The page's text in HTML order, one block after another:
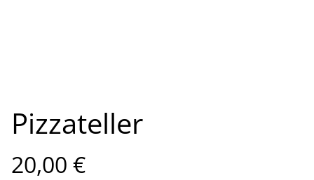
Pizzateller
20,00 €